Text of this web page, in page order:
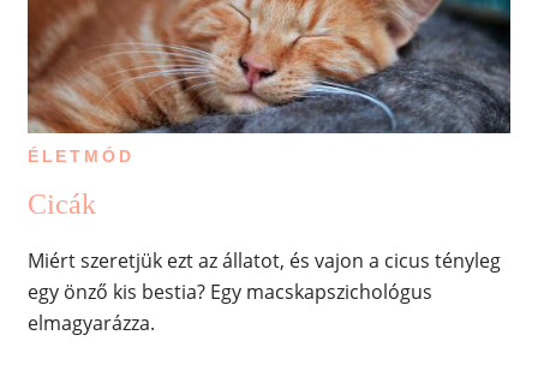
ÉLETMÓD
Cicák
Miért szeretjük ezt az állatot, és vajon a cicus tényleg
egy önző kis bestia? Egy macskapszichológus
elmagyarázza.